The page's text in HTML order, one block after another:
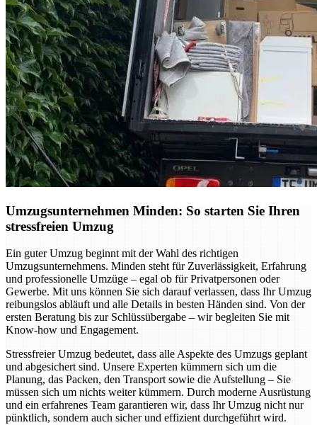
Umzugsunternehmen Minden: So starten Sie Ihren
stressfreien Umzug
Ein guter Umzug beginnt mit der Wahl des richtigen
Umzugsunternehmens. Minden steht für Zuverlässigkeit, Erfahrung
und professionelle Umzüge – egal ob für Privatpersonen oder
Gewerbe. Mit uns können Sie sich darauf verlassen, dass Ihr Umzug
reibungslos abläuft und alle Details in besten Händen sind. Von der
ersten Beratung bis zur Schlüssübergabe – wir begleiten Sie mit
Know-how und Engagement.
Stressfreier Umzug bedeutet, dass alle Aspekte des Umzugs geplant
und abgesichert sind. Unsere Experten kümmern sich um die
Planung, das Packen, den Transport sowie die Aufstellung – Sie
müssen sich um nichts weiter kümmern. Durch moderne Ausrüstung
und ein erfahrenes Team garantieren wir, dass Ihr Umzug nicht nur
pünktlich, sondern auch sicher und effizient durchgeführt wird.